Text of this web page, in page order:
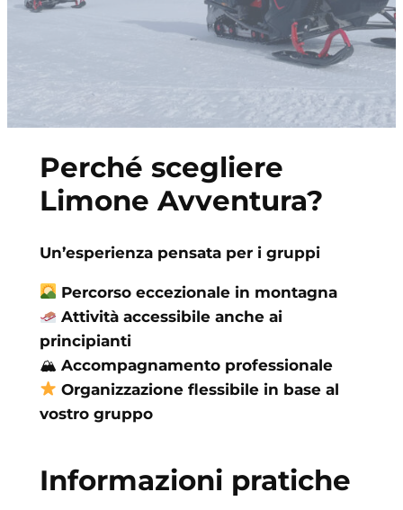
Perché scegliere
Limone Avventura?
Un’esperienza pensata per i gruppi
Percorso eccezionale in montagna
Attività accessibile anche ai
principianti
🏔 Accompagnamento professionale
Organizzazione flessibile in base al
vostro gruppo
Informazioni pratiche